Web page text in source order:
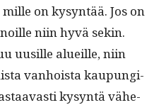
on kysyn­tää. Jos on
niin hyvä sekin.
uusille alueille, niin
van­hoista kaupungi­
kysyn­tä vähe­